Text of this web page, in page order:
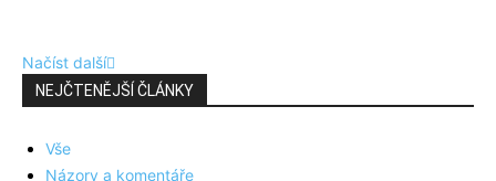
Načíst další
NEJČTENĚJŠÍ ČLÁNKY
Vše
Názory a komentáře